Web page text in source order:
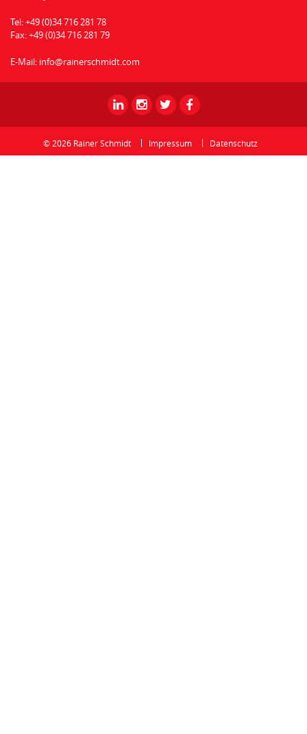
Tel:+49 (0)34 716 281 78
Fax:+49 (0)34 716 281 79
E-Mail: info@rainerschmidt.com
Rainer
Schmidt
-
Linkedin
Rainer
Schmidt
Instagram
Rainer
Schmidt
Twitter
Rainer
Schmidt
Facebook
© 2026 Rainer Schmidt Impressum Datenschutz